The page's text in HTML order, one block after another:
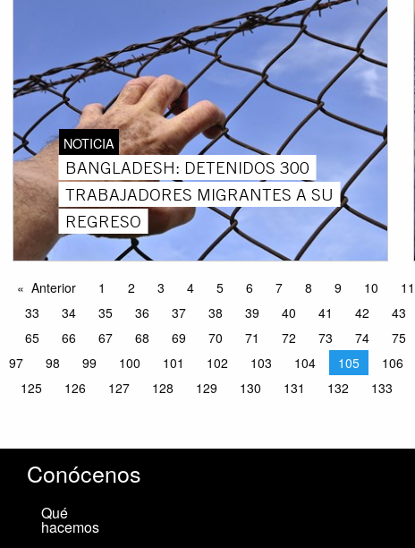
NOTICIA
BANGLADESH: DETENIDOS 300
TRABAJADORES MIGRANTES A SU
REGRESO
Anterior 1 2 3 4 5 6 7 8 9 10 11
33
34 35 36 37 38 39 40 41 42 43
65
66 67 68 69 70 71 72 73 74 75
97
98 99 100 101 102 103 104 105 106
125
126 127 128 129 130 131 132 133
Conócenos
Qué
hacemos